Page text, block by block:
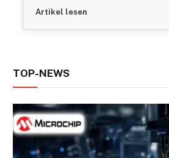
Artikel lesen
TOP-NEWS